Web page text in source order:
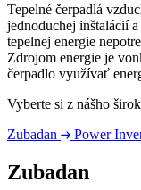
Tepelné čerpadlá
jednoduchej inštalácií
tepelnej energie
Zdrojom energie je
čerpadlo využívať
Vyberte si z nášho
Zubadan
Power
Zubadan